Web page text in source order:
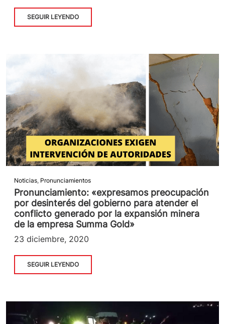
SEGUIR LEYENDO
Noticias, Pronunciamientos
Pronunciamiento: «expresamos preocupación
por desinterés del gobierno para atender el
conflicto generado por la expansión minera
de la empresa Summa Gold»
23 diciembre, 2020
SEGUIR LEYENDO